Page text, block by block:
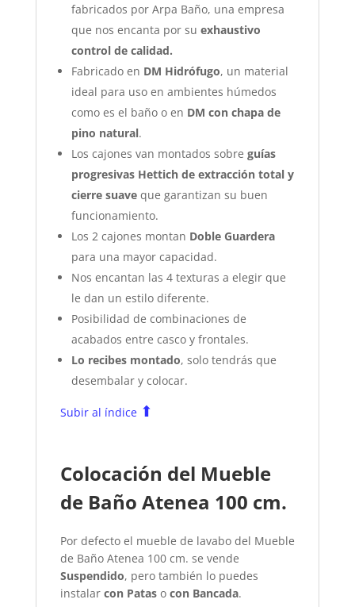
fabricados por Arpa Baño, una empresa
que nos encanta por su exhaustivo
control de calidad.
Fabricado en DM Hidrófugo, un material
ideal para uso en ambientes húmedos
como es el baño o en DM con chapa de
pino natural.
Los cajones van montados sobre guías
progresivas Hettich de extracción total y
cierre suaveque garantizan su buen
funcionamiento.
Los 2 cajones montan Doble Guardera
para una mayor capacidad.
Nos encantan las 4 texturas a elegir que
le dan un estilo diferente.
Posibilidad de combinaciones de
acabados entre casco y frontales.
Lo recibes montado, solo tendrás que
desembalar y colocar.
Subir al índice ⬆
Colocación del Mueble
de Baño Atenea 100 cm.
Por defecto el mueble de lavabo del Mueble
de Baño Atenea 100 cm. se vende
Suspendido, pero también lo puedes
instalar con Pataso con Bancada.